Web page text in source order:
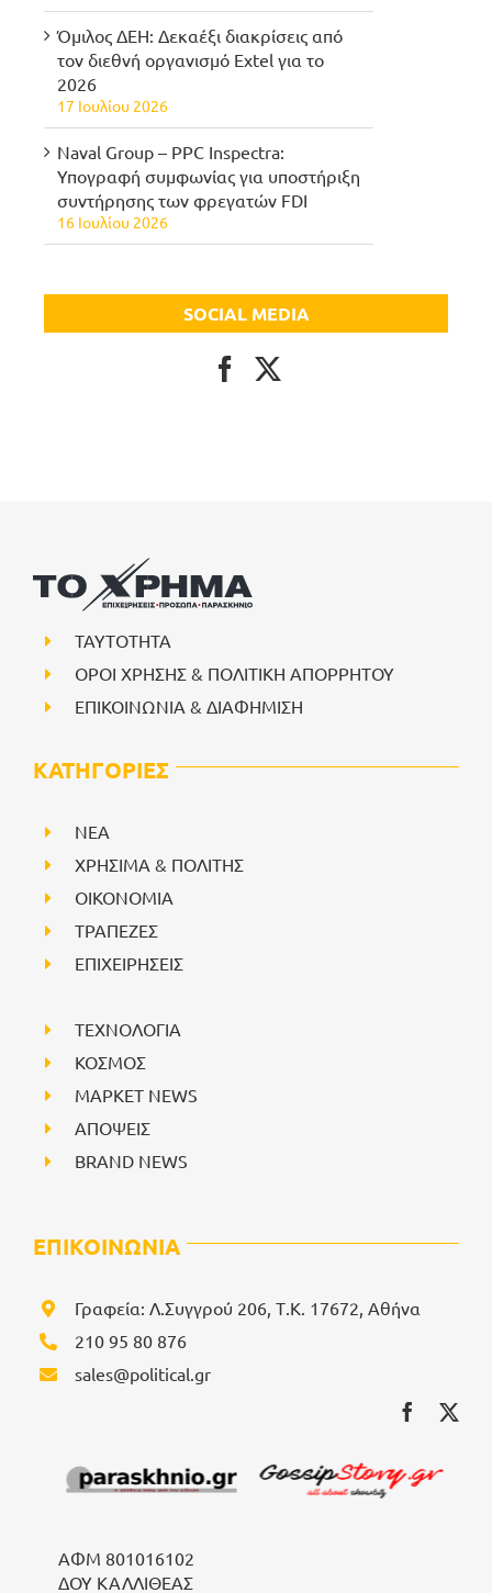
Όμιλος ΔΕΗ: Δεκαέξι διακρίσεις από
τον διεθνή οργανισμό Extel για το
2026
17 Ιουλίου 2026
Naval Group – PPC Inspectra:
Υπογραφή συμφωνίας για υποστήριξη
συντήρησης των φρεγατών FDI
16 Ιουλίου 2026
SOCIAL MEDIA
ΤΑΥΤΟΤΗΤΑ
ΟΡΟΙ ΧΡΗΣΗΣ & ΠΟΛΙΤΙΚΗ ΑΠΟΡΡΗΤΟΥ
ΕΠΙΚΟΙΝΩΝΙΑ & ΔΙΑΦΗΜΙΣΗ
ΚΑΤΗΓΟΡΙΕΣ
NEA
ΧΡΗΣΙΜΑ & ΠΟΛΙΤΗΣ
ΟΙΚΟΝΟΜΙΑ
ΤΡΑΠΕΖΕΣ
ΕΠΙΧΕΙΡΗΣΕΙΣ
ΤΕΧΝΟΛΟΓΙΑ
ΚΟΣΜΟΣ
ΜΑΡΚΕΤ NEWS
ΑΠΟΨΕΙΣ
BRAND NEWS
ΕΠΙΚΟΙΝΩΝΙΑ
Γραφεία: Λ.Συγγρού 206, Τ.Κ. 17672, Αθήνα
210 95 80 876
sales@political.gr
ΑΦΜ 801016102
ΔΟΥ ΚΑΛΛΙΘΕΑΣ